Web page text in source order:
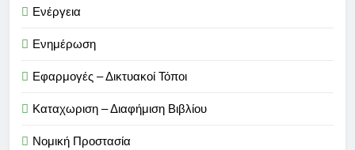
Ενέργεια
Ενημέρωση
Εφαρμογές – Δικτυακοί Τόποι
Καταχωριση – Διαφήμιση Βιβλίου
Νομική Προστασία